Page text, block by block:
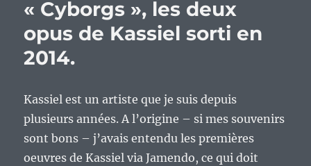
« Cyborgs », les deux
opus de Kassiel sorti en
2014.
Kassiel est un artiste que je suis depuis
plusieurs années. A l’origine – si mes souvenirs
sont bons – j’avais entendu les premières
oeuvres de Kassiel via Jamendo, ce qui doit